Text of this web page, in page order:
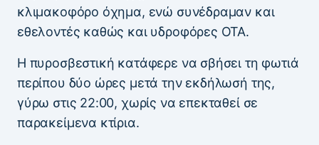
κλιμακοφόρο όχημα, ενώ συνέδραμαν και
εθελοντές καθώς και υδροφόρες ΟΤΑ.
Η πυροσβεστική κατάφερε να σβήσει τη φωτιά
περίπου δύο ώρες μετά την εκδήλωσή της,
γύρω στις 22:00, χωρίς να επεκταθεί σε
παρακείμενα κτίρια.